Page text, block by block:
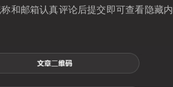
和邮箱认真评论后提交即可查看隐藏内